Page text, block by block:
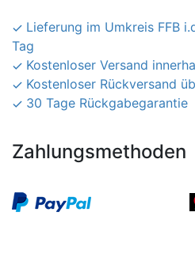
Lieferung im Umkreis FFB
Tag
Kostenloser Versand
Kostenloser Rückversand
30 Tage Rückgabegarantie
Zahlungsmethoden